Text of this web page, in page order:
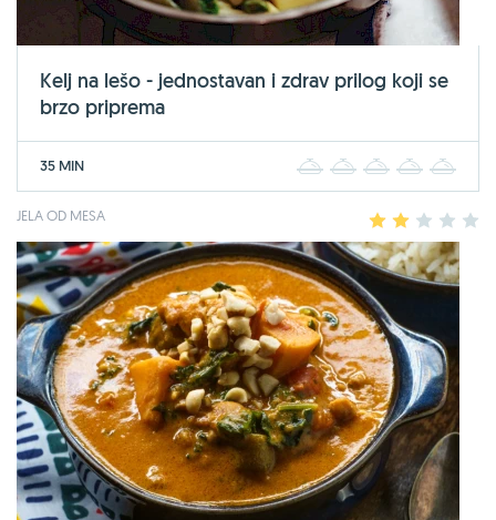
Kelj na lešo - jednostavan i zdrav prilog koji se
brzo priprema
35 MIN 2 3 4
JELA OD MESA 2 3 4